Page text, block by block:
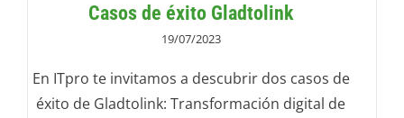
Casos de éxito Gladtolink
19/07/2023
En ITpro te invitamos a descubrir dos casos de
éxito de Gladtolink: Transformación digital de